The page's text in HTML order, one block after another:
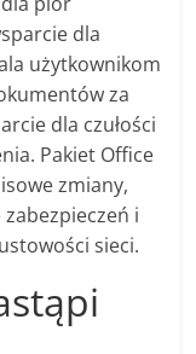
dla
użytkownikom
za
dla czułości
Pakiet Office
zmiany,
i
sieci.